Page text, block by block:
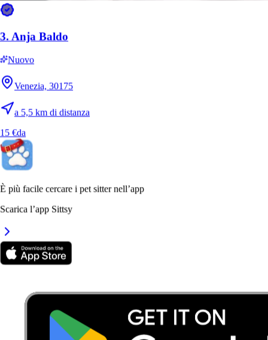
Anja Baldo
3. Anja Baldo
Nuovo
Venezia, 30175
a 5,5 km di distanza
15 €da
È più facile cercare i pet sitter nell’app
Scarica l’app Sittsy